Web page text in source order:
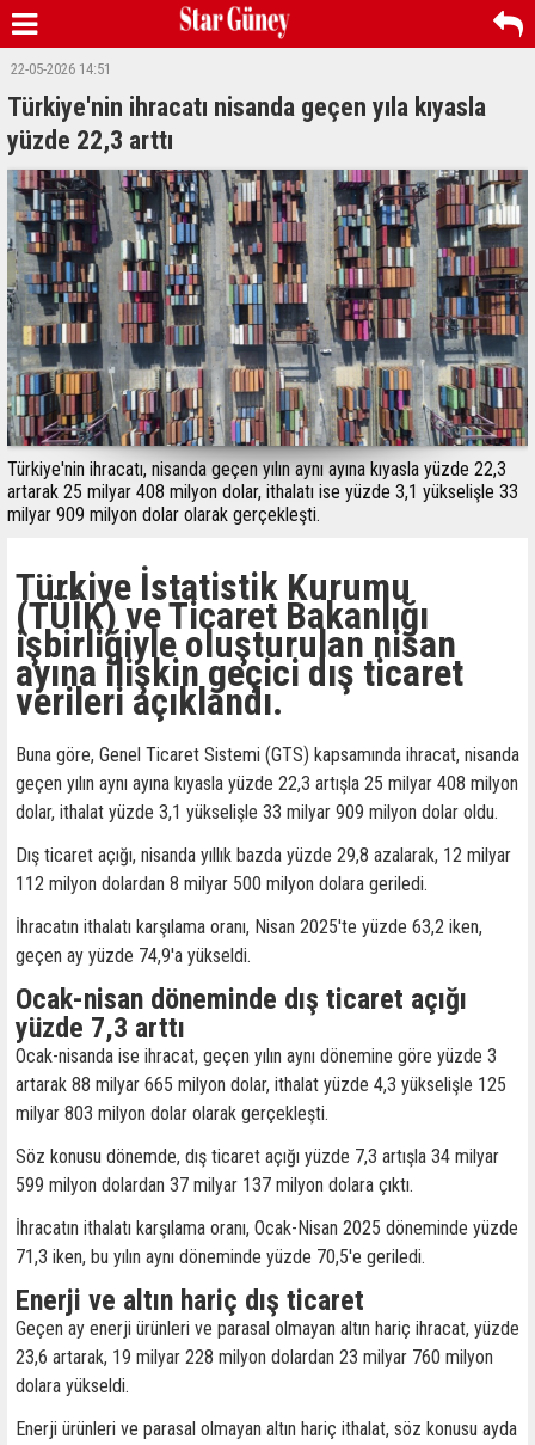
22-05-2026 14:51
Türkiye'nin ihracatı nisanda geçen yıla kıyasla
yüzde 22,3 arttı
Türkiye'nin ihracatı, nisanda geçen yılın aynı ayına kıyasla yüzde 22,3
artarak 25 milyar 408 milyon dolar, ithalatı ise yüzde 3,1 yükselişle 33
milyar 909 milyon dolar olarak gerçekleşti.
Türkiye İstatistik Kurumu
(TÜİK) ve Ticaret Bakanlığı
işbirliğiyle oluşturulan nisan
ayına ilişkin geçici dış ticaret
verileri açıklandı.
Buna göre, Genel Ticaret Sistemi (GTS) kapsamında ihracat, nisanda
geçen yılın aynı ayına kıyasla yüzde 22,3 artışla 25 milyar 408 milyon
dolar, ithalat yüzde 3,1 yükselişle 33 milyar 909 milyon dolar oldu.
Dış ticaret açığı, nisanda yıllık bazda yüzde 29,8 azalarak, 12 milyar
112 milyon dolardan 8 milyar 500 milyon dolara geriledi.
İhracatın ithalatı karşılama oranı, Nisan 2025'te yüzde 63,2 iken,
geçen ay yüzde 74,9'a yükseldi.
Ocak-nisan döneminde dış ticaret açığı
yüzde 7,3 arttı
Ocak-nisanda ise ihracat, geçen yılın aynı dönemine göre yüzde 3
artarak 88 milyar 665 milyon dolar, ithalat yüzde 4,3 yükselişle 125
milyar 803 milyon dolar olarak gerçekleşti.
Söz konusu dönemde, dış ticaret açığı yüzde 7,3 artışla 34 milyar
599 milyon dolardan 37 milyar 137 milyon dolara çıktı.
İhracatın ithalatı karşılama oranı, Ocak-Nisan 2025 döneminde yüzde
71,3 iken, bu yılın aynı döneminde yüzde 70,5'e geriledi.
Enerji ve altın hariç dış ticaret
Geçen ay enerji ürünleri ve parasal olmayan altın hariç ihracat, yüzde
23,6 artarak, 19 milyar 228 milyon dolardan 23 milyar 760 milyon
dolara yükseldi.
Enerji ürünleri ve parasal olmayan altın hariç ithalat, söz konusu ayda